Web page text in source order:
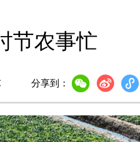
节农事忙
分享到：